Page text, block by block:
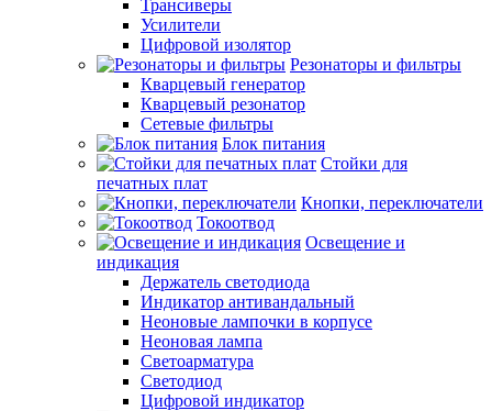
Трансиверы
Усилители
Цифровой изолятор
Резонаторы и фильтры
Кварцевый генератор
Кварцевый резонатор
Сетевые фильтры
Блок питания
Стойки для
печатных плат
Кнопки, переключатели
Токоотвод
Освещение и
индикация
Держатель светодиода
Индикатор антивандальный
Неоновые лампочки в корпусе
Неоновая лампа
Светоарматура
Светодиод
Цифровой индикатор